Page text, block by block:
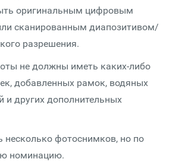
оригинальным цифровым
сканированным диапозитивом/
разрешения.
не должны иметь каких-либо
добавленных рамок, водяных
и других дополнительных
несколько фотоснимков, но по
номинацию.